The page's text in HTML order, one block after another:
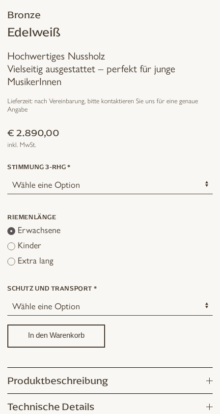
Bronze
Edelweiß
Hochwertiges Nussholz
Vielseitig ausgestattet – perfekt für junge
MusikerInnen
Lieferzeit: nach Vereinbarung, bitte kontaktieren Sie uns für eine genaue
Angabe
€ 2.890,00
inkl. MwSt.
STIMMUNG 3-RHG *
RIEMENLÄNGE
Erwachsene
Kinder
Extra lang
SCHUTZ UND TRANSPORT *
In den Warenkorb
Produktbeschreibung
Technische Details